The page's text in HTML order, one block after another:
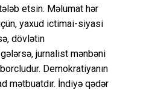
etsin. Məlumat hər
yaxud ictimai-siyasi
dövlətin
jurnalist mənbəni
Demokratiyanın
mətbuatdır. İndiyə qədər